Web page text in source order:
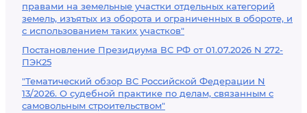
правами на земельные участки отдельных категорий
земель, изъятых из оборота и ограниченных в обороте, и
с использованием таких участков"
Постановление Президиума ВС РФ от 01.07.2026 N 272-
ПЭК25
"Тематический обзор ВС Российской Федерации N
13/2026. О судебной практике по делам, связанным с
самовольным строительством"